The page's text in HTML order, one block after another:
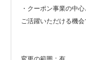
・クーポン事業の中
ご活躍いただける機会